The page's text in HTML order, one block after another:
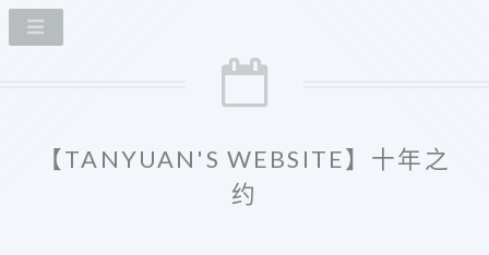
【TANYUAN'S WEBSITE】十年之
约